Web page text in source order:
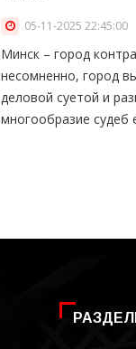
05-11-2025 22:45:00
Минск – город
несомненно, город
деловой суетой и
многообразие судеб